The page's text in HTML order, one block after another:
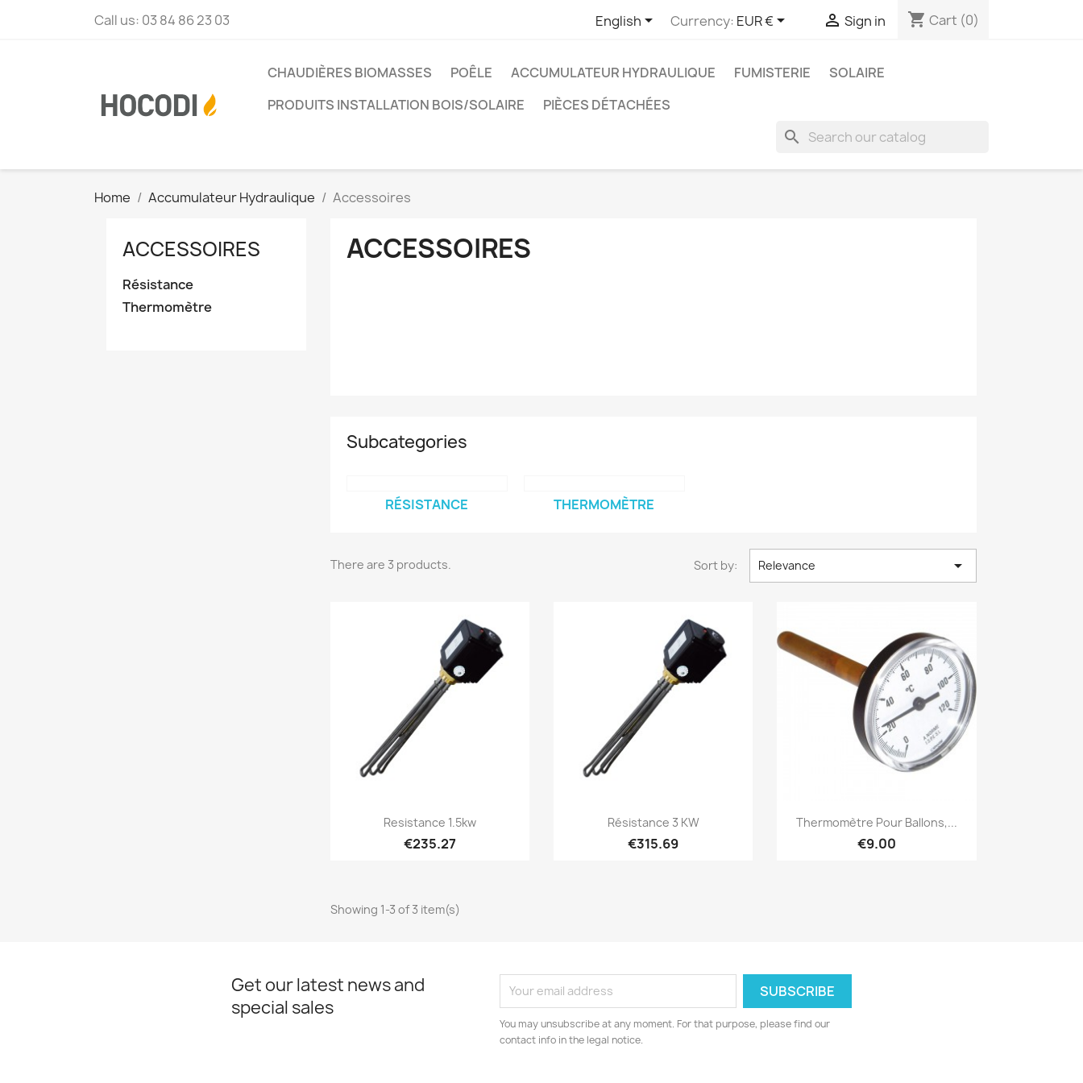
Call us: 03 84 86 23 03 English Currency: EUR €  Sign in shopping_cart Cart (0)
CHAUDIÈRES BIOMASSES POÊLE ACCUMULATEUR HYDRAULIQUE FUMISTERIE
SOLAIRE
PRODUITS INSTALLATION BOIS/SOLAIRE
PIÈCES DÉTACHÉES
search
Home Accumulateur Hydraulique Accessoires
ACCESSOIRES
Résistance
Thermomètre
ACCESSOIRES
Subcategories
RÉSISTANCE THERMOMÈTRE
There are 3 products. Sort by: Relevance 
Quick view
Resistance 1.5kw
€235.27
Quick view
Résistance 3 KW
€315.69
Quick view
Thermomètre Pour Ballons,...
€9.00
Showing 1-3 of 3 item(s)
Get our latest news and
special sales
You may unsubscribe at any moment. For that purpose, please find our
contact info in the legal notice.